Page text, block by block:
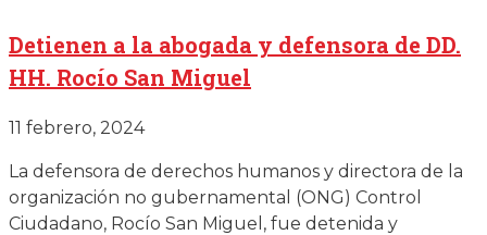
Detienen a la abogada y defensora de DD.
HH. Rocío San Miguel
11 febrero, 2024
La defensora de derechos humanos y directora de la
organización no gubernamental (ONG) Control
Ciudadano, Rocío San Miguel, fue detenida y